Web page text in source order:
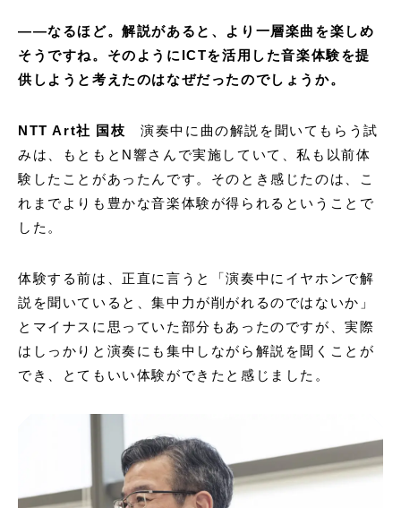
——なるほど。解説があると、より一層楽曲を楽しめ
そうですね。そのようにICTを活用した音楽体験を提
供しようと考えたのはなぜだったのでしょうか。
NTT Art社 国枝
演奏中に曲の解説を聞いてもらう試
みは、もともとN響さんで実施していて、私も以前体
験したことがあったんです。そのとき感じたのは、こ
れまでよりも豊かな音楽体験が得られるということで
した。
体験する前は、正直に言うと「演奏中にイヤホンで解
説を聞いていると、集中力が削がれるのではないか」
とマイナスに思っていた部分もあったのですが、実際
はしっかりと演奏にも集中しながら解説を聞くことが
でき、とてもいい体験ができたと感じました。